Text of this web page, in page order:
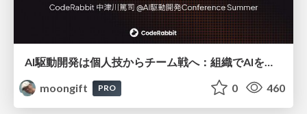
moongift
PRO 0 460